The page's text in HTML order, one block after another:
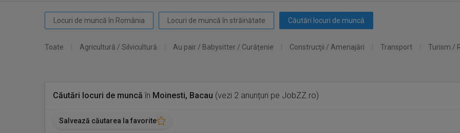
Locuri de muncă în România Locuri de muncă în străinătate Căutări locuri de muncă
Toate Agricultură / Silvicultură Au pair / Babysitter / Curăţenie Construcţii / Amenajări Transport Turism /
Căutări locuri de muncă în Moinesti, Bacau (vezi 2 anunțuri pe JobZZ.ro)
Salvează căutarea la favorite